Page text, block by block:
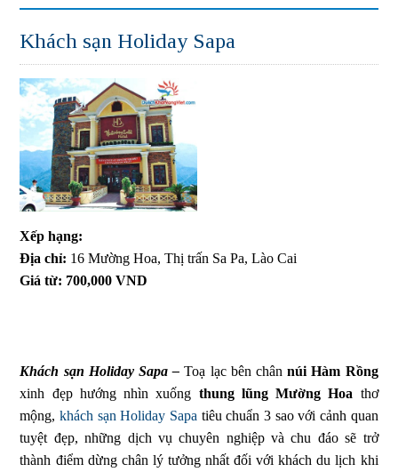
Khách sạn Holiday Sapa
Xếp hạng:
Địa chỉ: 16 Mường Hoa, Thị trấn Sa Pa, Lào Cai
Giá từ: 700,000 VND
Khách sạn Holiday Sapa – Toạ lạc bên chânnúi Hàm Rồng
xinh đẹp hướng nhìn xuống thung lũng Mường Hoa thơ
mộng,khách sạn Holiday Sapa tiêu chuẩn 3 sao với cảnh quan
tuyệt đẹp, những dịch vụ chuyên nghiệp và chu đáo sẽ trở
thành điểm dừng chân lý tưởng nhất đối với khách du lịch khi